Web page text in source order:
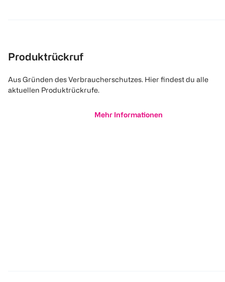
Produktrückruf
Aus Gründen des Verbraucherschutzes. Hier findest du alle
aktuellen Produktrückrufe.
Mehr Informationen